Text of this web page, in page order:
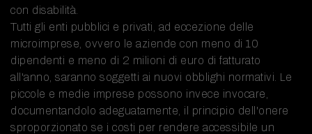
con disabilità.
Tutti gli enti pubblici e privati, ad eccezione delle
microimprese, ovvero le aziende con meno di 10
dipendenti e meno di 2 milioni di euro di fatturato
all'anno, saranno soggetti ai nuovi obblighi normativi. Le
piccole e medie imprese possono invece invocare,
documentandolo adeguatamente, il principio dell'onere
sproporzionato se i costi per rendere accessibile un